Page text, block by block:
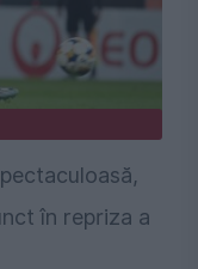
în repriza a